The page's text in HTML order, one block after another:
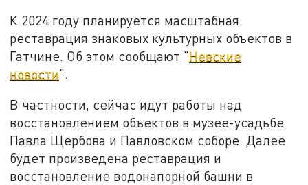
К 2024 году планируется масштабная
реставрация знаковых культурных объектов в
Гатчине. Об этом сообщают "Невские
новости".
В частности, сейчас идут работы над
восстановлением объектов в музее-усадьбе
Павла Щербова и Павловском соборе. Далее
будет произведена реставрация и
восстановление водонапорной башни в